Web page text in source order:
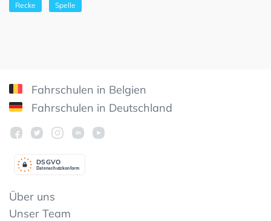
Recke Spelle
Fahrschulen in Belgien
Fahrschulen in Deutschland
Datenschutzkonform
DSGVO
Über uns
Unser Team